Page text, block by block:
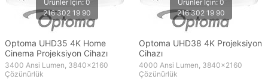
Optoma UHD35 4K Home
Cinema Projeksiyon Cihazı
3400 Ansi Lumen, 3840x2160
Çözünürlük
Optoma UHD38 4K Projeksiyon
Cihazı
4000 Ansi Lumen, 3840x2160
Çözünürlük